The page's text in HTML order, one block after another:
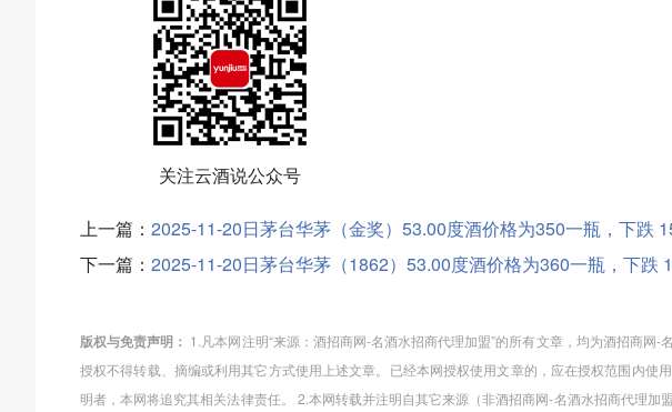
关注云酒说公众号
上一篇： 2025-11-20日茅台华茅（金奖）53.00度酒价格为350一瓶，下跌
下一篇： 2025-11-20日茅台华茅（1862）53.00度酒价格为360一瓶，下跌
版权与免责声明： 1.凡本网注明“来源：酒招商网-名酒水招商代理加盟”的所有文章，均为酒招商网
授权不得转载、摘编或利用其它方式使用上述文章。已经本网授权使用文章的，应在授权范围内使
明者，本网将追究其相关法律责任。 2.本网转载并注明自其它来源（非酒招商网-名酒水招商代理